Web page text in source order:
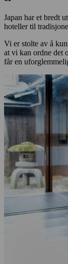
Japan har et bredt
hoteller til
Vi er stolte av å
at vi kan ordne det
får en